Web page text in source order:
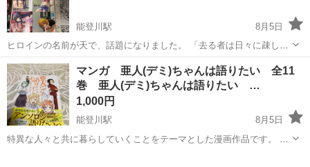
能登川駅
8月5日
ヒロインの名前が天で、話題になりました。 「去る者は日々に疎し」
の作者、葉月京さんの初期の漫画作品です。
滋賀 東近江市 能登川駅 マンガ、コミック、アニメ
モー
マンガ 亜人(デミ)ちゃんは語りたい 全11
巻 亜人(デミ)ちゃんは語りたい …
1,000円
能登川駅
8月5日
特異な人々と共に暮らしていくことをテーマとした漫画作品です。 講